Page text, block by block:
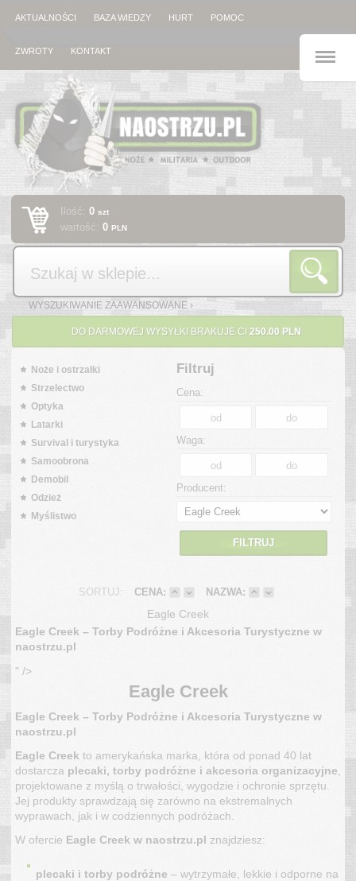
AKTUALNOŚCI BAZA WIEDZY HURT POMOC
ZWROTY KONTAKT
Ilość:0szt
wartość:0PLN
Szukaj
WYSZUKIWANIE ZAAWANSOWANE ›
DO DARMOWEJ WYSYŁKI BRAKUJE CI 250.00 PLN
Noże i ostrzałki
Strzelectwo
Optyka
Latarki
Survival i turystyka
Samoobrona
Demobil
Odzież
Myślistwo
Filtruj
Cena:
Waga:
Producent:
FILTRUJ
SORTUJ: CENA: NAZWA:
Eagle Creek
Eagle Creek – Torby Podróżne i Akcesoria Turystyczne w
naostrzu.pl
" />
Eagle Creek
Eagle Creek – Torby Podróżne i Akcesoria Turystyczne w
naostrzu.pl
Eagle Creek to amerykańska marka, która od ponad 40 lat
dostarcza plecaki, torby podróżne i akcesoria organizacyjne
projektowane z myślą o trwałości, wygodzie i ochronie sprzętu.
Jej produkty sprawdzają się zarówno na ekstremalnych
wyprawach, jak i w codziennych podróżach.
W ofercie Eagle Creek w naostrzu.pl znajdziesz:
plecaki i torby podróżne – wytrzymałe, lekkie i odporne na